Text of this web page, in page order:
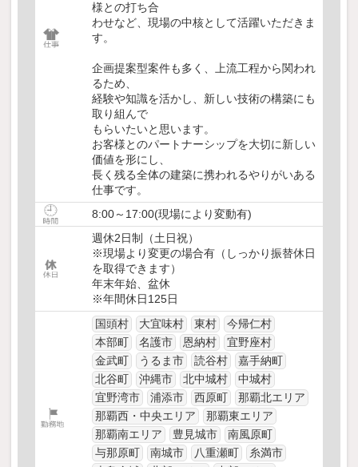
様との打ち合
わせなど、現場の中核として活躍いただきま
す。
企画提案型案件も多く、上流工程から関われ
るため、
経験や知識を活かし、新しい技術の構築にも
取り組んで
もらいたいと思います。
お客様とのパートナーシップを大切に新しい
価値を形にし、
長く残る全体の建築に携われるやりがいある
仕事です。
8:00～17:00(現場により変動有)
週休2日制（土日祝）
※現場より変更の場合有（しっかり振替休日
を取得できます）
年末年始、盆休
※年間休日125日
国頭村
大宜味村 東村
今帰仁村
本部町
名護市 恩納村
宜野座村
金武町
うるま市 読谷村
嘉手納町
北谷町
沖縄市 北中城村
中城村
宜野湾市
浦添市 西原町
那覇北エリア
那覇西・中央エリア
那覇東エリア
那覇南エリア
豊見城市
南風原町
与那原町
南城市 八重瀬町
糸満市